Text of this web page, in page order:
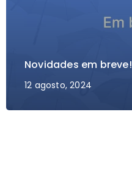
Novidades em breve!
12 agosto, 2024